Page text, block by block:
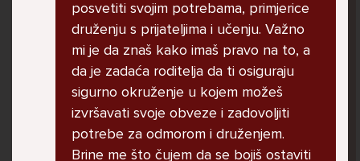
STRUCNJAK
dobar dan kako god, javila sam Vam se zbog
posvetiti svojim potrebama, primjerice
druženju s prijateljima i učenju. Važno
mi je da znaš kako imaš pravo na to, a
da je zadaća roditelja da ti osiguraju
sigurno okruženje u kojem možeš
izvršavati svoje obveze i zadovoljiti
potrebe za odmorom i druženjem.
Brine me što čujem da se bojiš ostaviti